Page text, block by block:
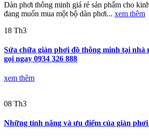
Dàn phơi thông minh giá rẻ sản phẩm cho
đang muốn mua một bộ dàn phơi... xem thêm
18 Th3
Sửa chữa giàn phơi đồ thông minh tại nhà
gọi ngay 0934 326 888
xem thêm
08 Th3
Những tính năng và ưu điểm của giàn